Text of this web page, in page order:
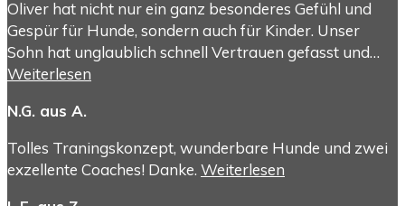
Oliver hat nicht nur ein ganz besonderes Gefühl und
Gespür für Hunde, sondern auch für Kinder. Unser
Sohn hat unglaublich schnell Vertrauen gefasst und…
Weiterlesen
N.G. aus A.
Tolles Traningskonzept, wunderbare Hunde und zwei
exzellente Coaches! Danke. Weiterlesen